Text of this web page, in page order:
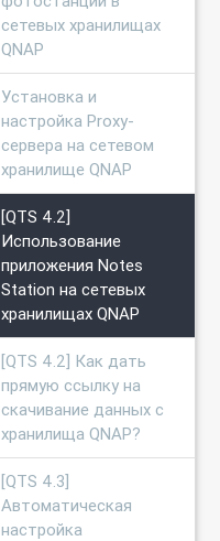
сетевых хранилищах
QNAP
Установка и
настройка Proxy-
сервера на сетевом
хранилище QNAP
[QTS 4.2]
Использование
приложения Notes
Station на сетевых
хранилищах QNAP
[QTS 4.2] Как дать
прямую ссылку на
скачивание данных с
хранилища QNAP?
[QTS 4.3]
Автоматическая
настройка